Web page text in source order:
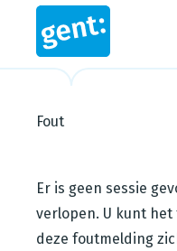
Fout
Steps in this
Er is geen sessie
verlopen. U kunt
deze foutmelding